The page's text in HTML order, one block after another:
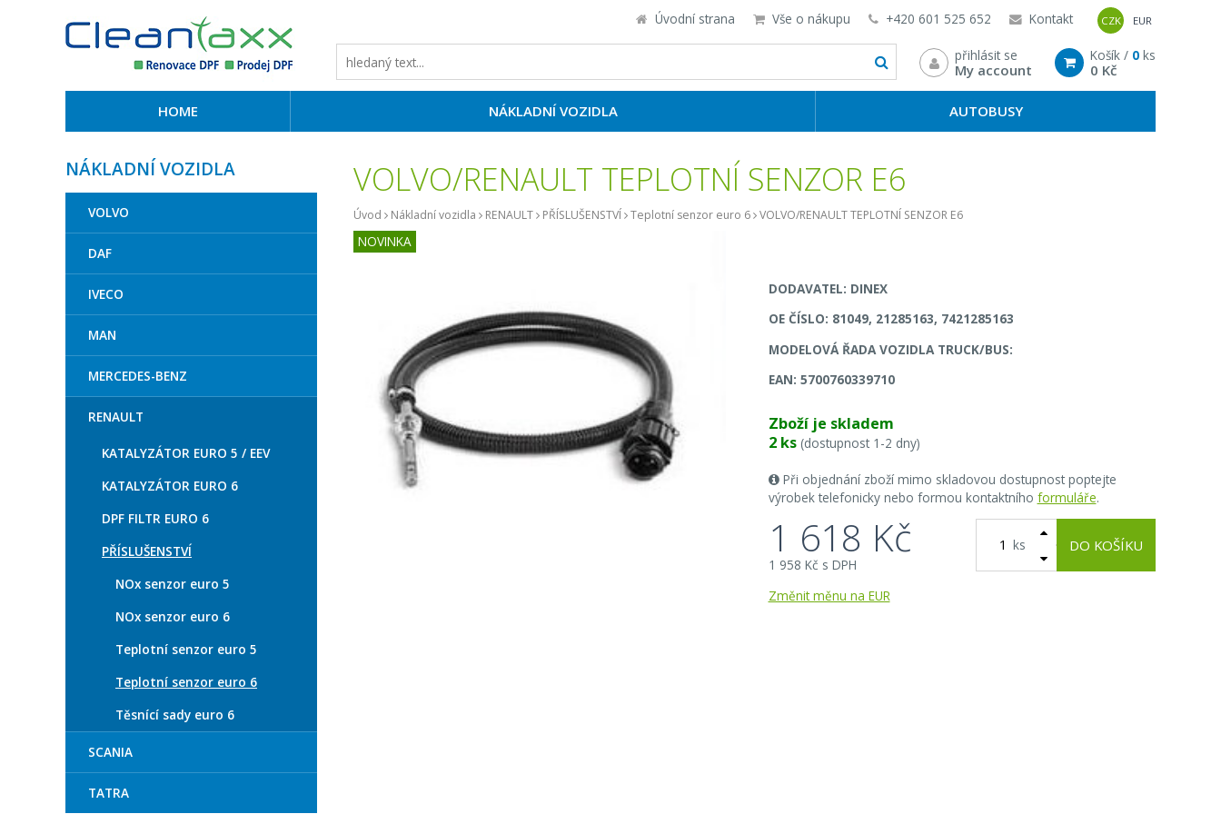
CZK EUR
Úvodní strana Vše o nákupu +420 601 525 652 Kontakt
přihlásit se
My account
Košík / 0 ks
0 Kč
HOME NÁKLADNÍ VOZIDLA AUTOBUSY
VOLVO/RENAULT TEPLOTNÍ SENZOR E6
Úvod Nákladní vozidla RENAULT PŘÍSLUŠENSTVÍ Teplotní senzor euro 6 VOLVO/RENAULT TEPLOTNÍ SENZOR E6
NOVINKA
DODAVATEL: DINEX
OE ČÍSLO: 81049, 21285163, 7421285163
MODELOVÁ ŘADA VOZIDLA TRUCK/BUS:
EAN: 5700760339710
Zboží je skladem
2 ks(dostupnost 1-2 dny)
Při objednání zboží mimo skladovou dostupnost poptejte
výrobek telefonicky nebo formou kontaktního formuláře.
1 618 Kč
1 958 Kč s DPH
ks DO KOŠÍKU
Změnit měnu na EUR
NÁKLADNÍ VOZIDLA
VOLVO
DAF
IVECO
MAN
MERCEDES-BENZ
RENAULT
KATALYZÁTOR EURO 5 / EEV
KATALYZÁTOR EURO 6
DPF FILTR EURO 6
PŘÍSLUŠENSTVÍ
NOx senzor euro 5
NOx senzor euro 6
Teplotní senzor euro 5
Teplotní senzor euro 6
Těsnící sady euro 6
SCANIA
TATRA